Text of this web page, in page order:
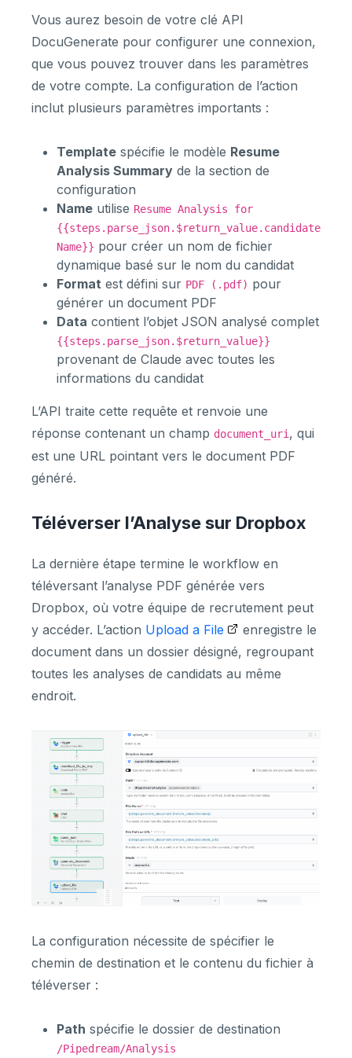
Vous aurez besoin de votre clé API
DocuGenerate pour configurer une connexion,
que vous pouvez trouver dans les paramètres
de votre compte. La configuration de l’action
inclut plusieurs paramètres importants :
Template spécifie le modèle Resume
Analysis Summary de la section de
configuration
Name utilise Resume Analysis for
{{steps.parse_json.$return_value.candidate
Name}} pour créer un nom de fichier
dynamique basé sur le nom du candidat
Format est défini sur PDF (.pdf) pour
générer un document PDF
Data contient l’objet JSON analysé complet
{{steps.parse_json.$return_value}}
provenant de Claude avec toutes les
informations du candidat
L’API traite cette requête et renvoie une
réponse contenant un champ document_uri , qui
est une URL pointant vers le document PDF
généré.
Téléverser l’Analyse sur Dropbox
La dernière étape termine le workflow en
téléversant l’analyse PDF générée vers
Dropbox, où votre équipe de recrutement peut
y accéder. L’action Upload a File
enregistre le
document dans un dossier désigné, regroupant
toutes les analyses de candidats au même
endroit.
La configuration nécessite de spécifier le
chemin de destination et le contenu du fichier à
téléverser :
Path spécifie le dossier de destination
/Pipedream/Analysis